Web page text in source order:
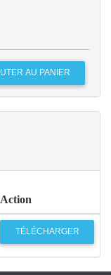
Action
TÉLÉCHARGER